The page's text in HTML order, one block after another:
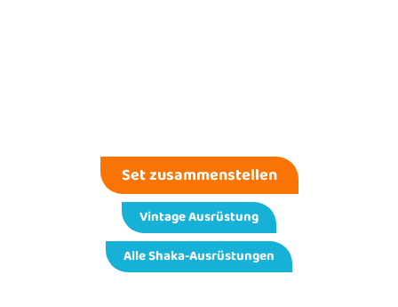
Set zusammenstellen
Vintage Ausrüstung
Alle Shaka-Ausrüstungen